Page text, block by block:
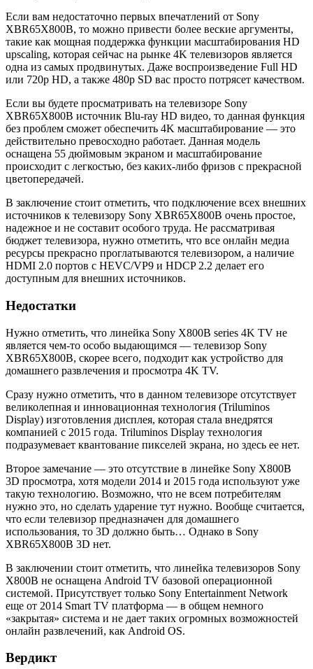
Если вам недостаточно первых впечатлений от Sony
XBR65X800B, то можно привести более веские аргументы,
такие как мощная поддержка функции масштабирования HD
upscaling, которая сейчас на рынке 4K телевизоров является
одна из самых продвинутых. Даже воспроизведение Full HD
или 720p HD, а также 480p SD вас просто потрясет качеством.
Если вы будете просматривать на телевизоре Sony
XBR65X800B источник Blu-ray HD видео, то данная функция
без проблем сможет обеспечить 4K масштабирование — это
действительно превосходно работает. Данная модель
оснащена 55 дюймовым экраном и масштабирование
происходит с легкостью, без каких-либо фризов с прекрасной
цветопередачей.
В заключение стоит отметить, что подключение всех внешних
источников к телевизору Sony XBR65X800B очень простое,
надежное и не составит особого труда. Не рассматривая
бюджет телевизора, нужно отметить, что все онлайн медиа
ресурсы прекрасно проглатываются телевизором, а наличие
HDMI 2.0 портов с HEVC/VP9 и HDCP 2.2 делает его
доступным для внешних источников.
Недостатки
Нужно отметить, что линейка Sony X800B series 4K TV не
является чем-то особо выдающимся — телевизор Sony
XBR65X800B, скорее всего, подходит как устройство для
домашнего развлечения и просмотра 4K TV.
Сразу нужно отметить, что в данном телевизоре отсутствует
великолепная и инновационная технология (Triluminos
Display) изготовления дисплея, которая стала внедрятся
компанией с 2015 года. Triluminos Display технология
подразумевает квантование пикселей экрана, но здесь ее нет.
Второе замечание — это отсутствие в линейке Sony X800B
3D просмотра, хотя модели 2014 и 2015 года используют уже
такую технологию. Возможно, что не всем потребителям
нужно это, но сделать ударение тут нужно. Вообще считается,
что если телевизор предназначен для домашнего
использования, то 3D должно быть… Однако в Sony
XBR65X800B 3D нет.
В заключении стоит отметить, что линейка телевизоров Sony
X800B не оснащена Android TV базовой операционной
системой. Присутствует только Sony Entertainment Network
еще от 2014 Smart TV платформа — в общем немного
«закрытая» система и не дает таких огромных возможностей
онлайн развлечений, как Android OS.
Вердикт